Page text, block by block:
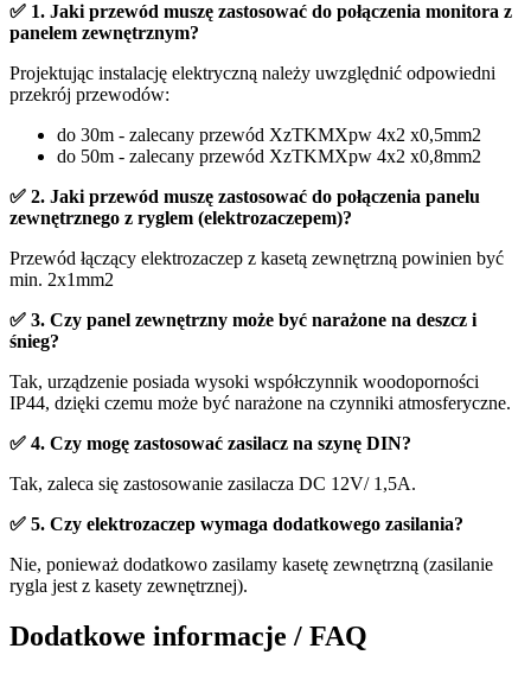
✅ 1. Jaki przewód muszę zastosować do połączenia monitora z
panelem zewnętrznym?
Projektując instalację elektryczną należy uwzględnić odpowiedni
przekrój przewodów:
do 30m - zalecany przewód XzTKMXpw 4x2 x0,5mm2
do 50m - zalecany przewód XzTKMXpw 4x2 x0,8mm2
✅ 2. Jaki przewód muszę zastosować do połączenia panelu
zewnętrznego z ryglem (elektrozaczepem)?
Przewód łączący elektrozaczep z kasetą zewnętrzną powinien być
min. 2x1mm2
✅ 3. Czy panel zewnętrzny może być narażone na deszcz i
śnieg?
Tak, urządzenie posiada wysoki współczynnik woodoporności
IP44, dzięki czemu może być narażone na czynniki atmosferyczne.
✅ 4. Czy mogę zastosować zasilacz na szynę DIN?
Tak, zaleca się zastosowanie zasilacza DC 12V/ 1,5A.
✅ 5. Czy elektrozaczep wymaga dodatkowego zasilania?
Nie, ponieważ dodatkowo zasilamy kasetę zewnętrzną (zasilanie
rygla jest z kasety zewnętrznej).
Dodatkowe informacje / FAQ